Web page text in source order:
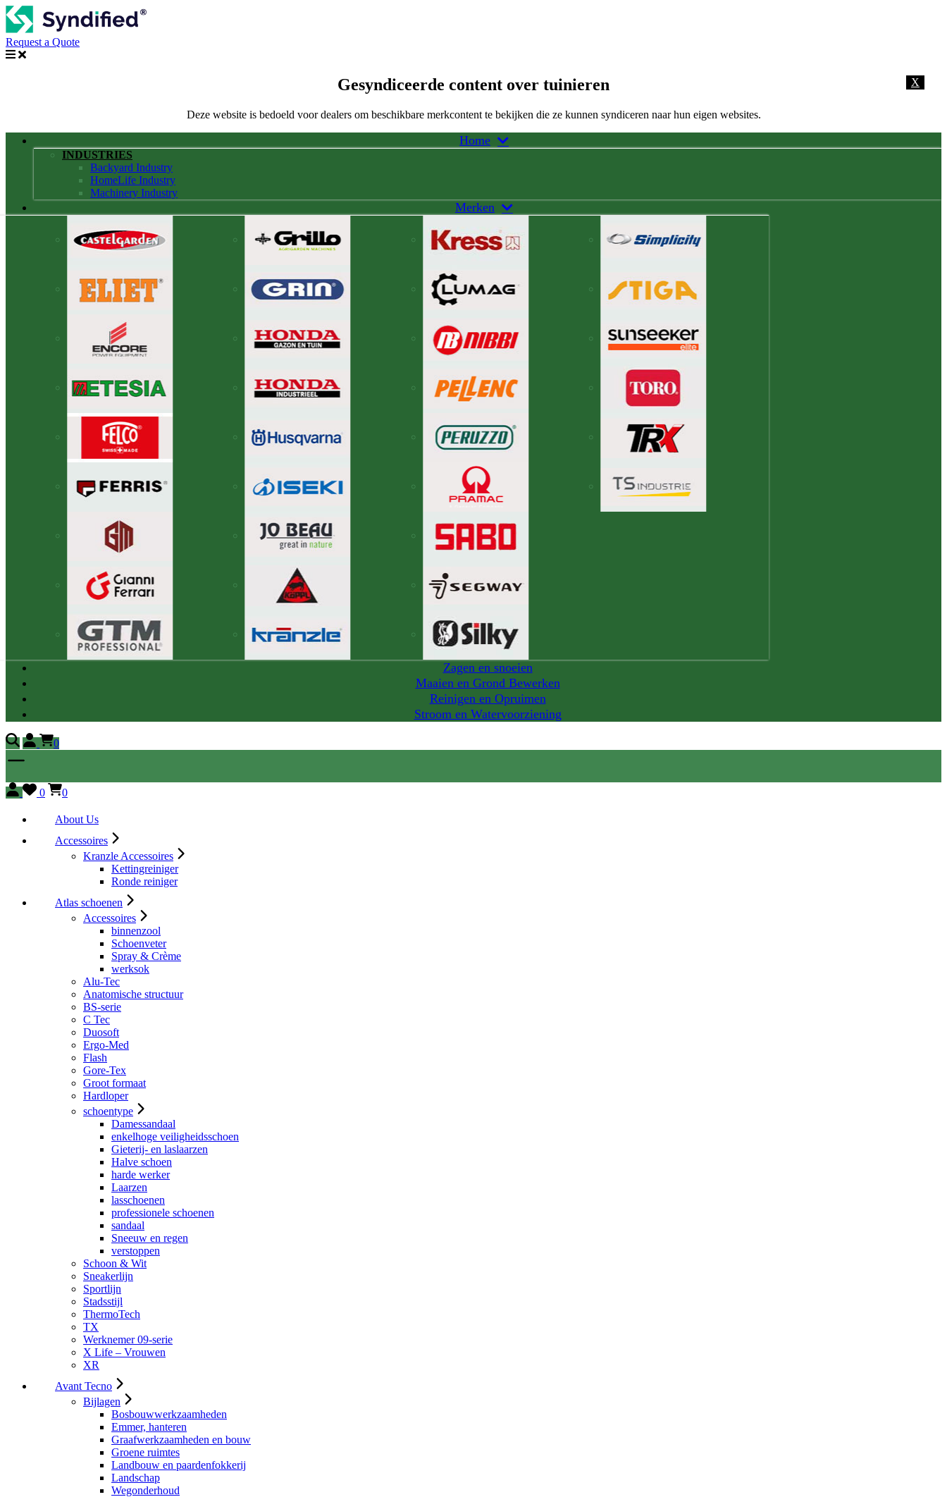
Request a Quote
X
Gesyndiceerde content over tuinieren
Deze website is bedoeld voor dealers om beschikbare merkcontent te bekijken die ze kunnen syndiceren naar hun eigen websites.
Home
INDUSTRIES
Backyard Industry
HomeLife Industry
Machinery Industry
Merken
Zagen en snoeien
Maaien en Grond Bewerken
Reinigen en Opruimen
Stroom en Watervoorziening
0
0 0
About Us
Accessoires
Kranzle Accessoires
Kettingreiniger
Ronde reiniger
Atlas schoenen
Accessoires
binnenzool
Schoenveter
Spray & Crème
werksok
Alu-Tec
Anatomische structuur
BS-serie
C Tec
Duosoft
Ergo-Med
Flash
Gore-Tex
Groot formaat
Hardloper
schoentype
Damessandaal
enkelhoge veiligheidsschoen
Gieterij- en laslaarzen
Halve schoen
harde werker
Laarzen
lasschoenen
professionele schoenen
sandaal
Sneeuw en regen
verstoppen
Schoon & Wit
Sneakerlijn
Sportlijn
Stadsstijl
ThermoTech
TX
Werknemer 09-serie
X Life – Vrouwen
XR
Avant Tecno
Bijlagen
Bosbouwwerkzaamheden
Emmer, hanteren
Graafwerkzaamheden en bouw
Groene ruimtes
Landbouw en paardenfokkerij
Landschap
Wegonderhoud